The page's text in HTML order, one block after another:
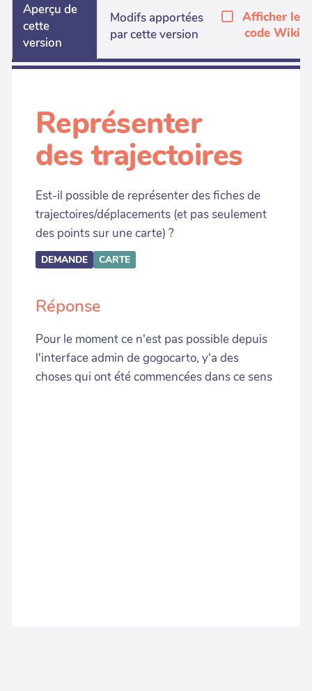
Aperçu de
cette
version
Modifs apportées
par cette version
Afficher le
code Wiki
Représenter
des trajectoires
Est-il possible de représenter des fiches de
trajectoires/déplacements (et pas seulement
des points sur une carte) ?
DEMANDE CARTE
Réponse
Pour le moment ce n'est pas possible depuis
l'interface admin de gogocarto, y'a des
choses qui ont été commencées dans ce sens